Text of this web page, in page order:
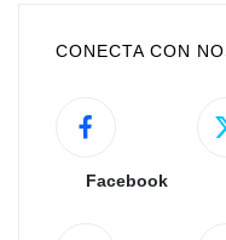
CONECTA CON
Facebook